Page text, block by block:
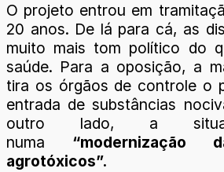
O projeto entrou em
20 anos. De lá para cá, as
muito mais tom político do
saúde. Para a oposição, a
tira os órgãos de controle o
entrada de substâncias
outro lado, a
numa
agrotóxicos”.